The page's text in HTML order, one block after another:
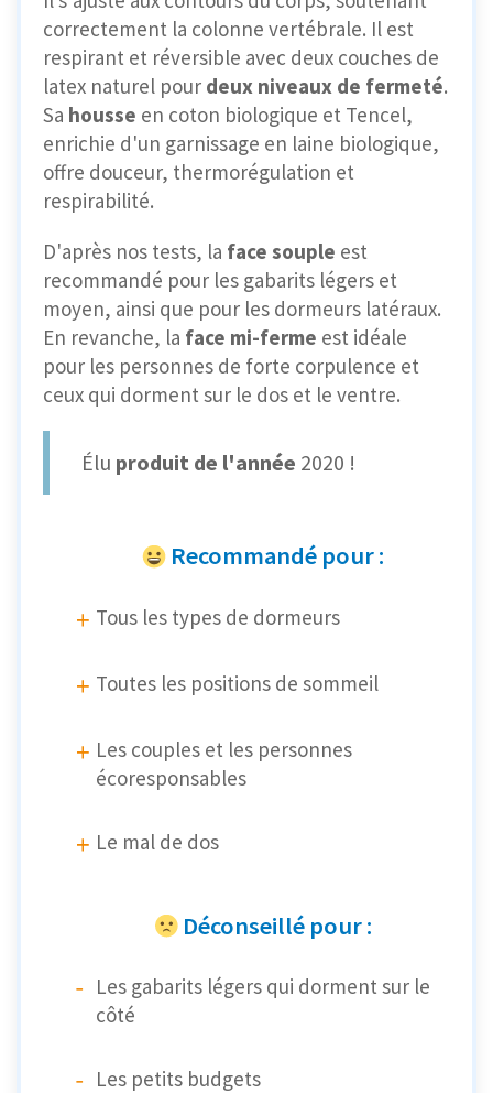
correctement la colonne vertébrale. Il est
respirant et réversible avec deux couches de
latex naturel pour deux niveaux de fermeté.
Sa housse en coton biologique et Tencel,
enrichie d'un garnissage en laine biologique,
offre douceur, thermorégulation et
respirabilité.
D'après nos tests, la face souple est
recommandé pour les gabarits légers et
moyen, ainsi que pour les dormeurs latéraux.
En revanche, la face mi-ferme est idéale
pour les personnes de forte corpulence et
ceux qui dorment sur le dos et le ventre.
Élu produit de l'année 2020 !
Recommandé pour :
Tous les types de dormeurs
Toutes les positions de sommeil
Les couples et les personnes
écoresponsables
Le mal de dos
Déconseillé pour :
Les gabarits légers qui dorment sur le
côté
Les petits budgets